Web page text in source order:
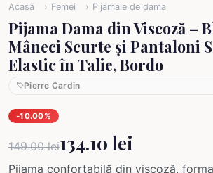
Acasă Femei Pijamale de dama
Pijama Dama din Viscoză –
Mâneci Scurte și Pantaloni
Elastic în Talie, Bordo
Pierre Cardin
-10.00%
149.00 lei134.10 lei
Pijama confortabilă din viscoză,